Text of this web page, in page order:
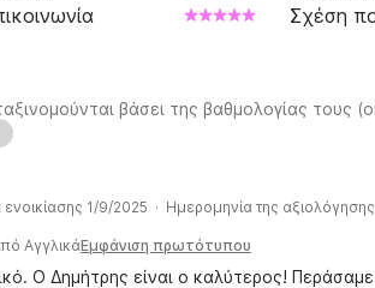
Σχέση
βάσει της βαθμολογίας τους
1/9/2025 · Ημερομηνία της
ΑγγλικάΕμφάνιση πρωτότυπου
Ο Δημήτρης είναι ο καλύτερος!